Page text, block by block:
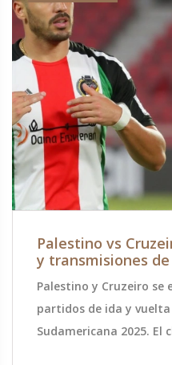
Palestino vs
y transmisiones de
Palestino y Cruzeiro
partidos de ida y vuelta
Sudamericana 2025. El